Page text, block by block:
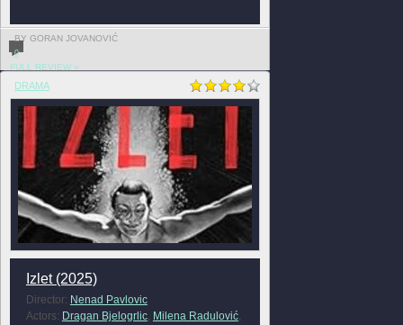
BY GORAN JOVANOVIĆ
0
FULL REVIEW »
DRAMA
Izlet (2025)
Director: Nenad Pavlovic
Actors: Dragan Bjelogrlic, Milena Radulović,